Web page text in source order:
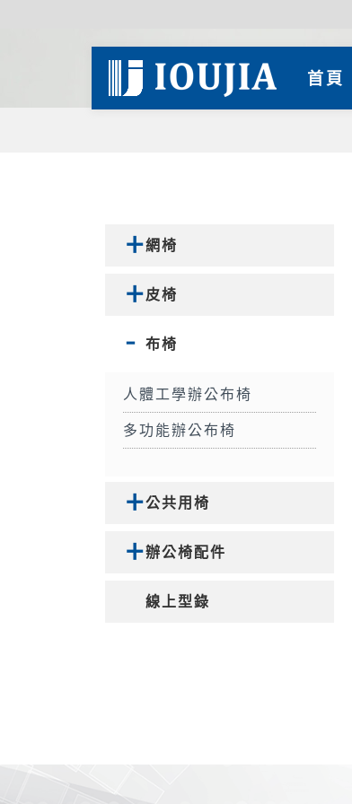
首頁
網椅
皮椅
布椅
人體工學辦公布椅
多功能辦公布椅
公共用椅
辦公椅配件
線上型錄